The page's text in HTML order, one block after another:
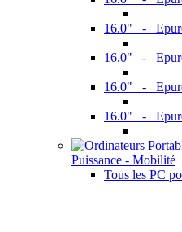
16.0" -
16.0" -
16.0" -
16.0" -
Puissance - Mobilité
Tous les PC